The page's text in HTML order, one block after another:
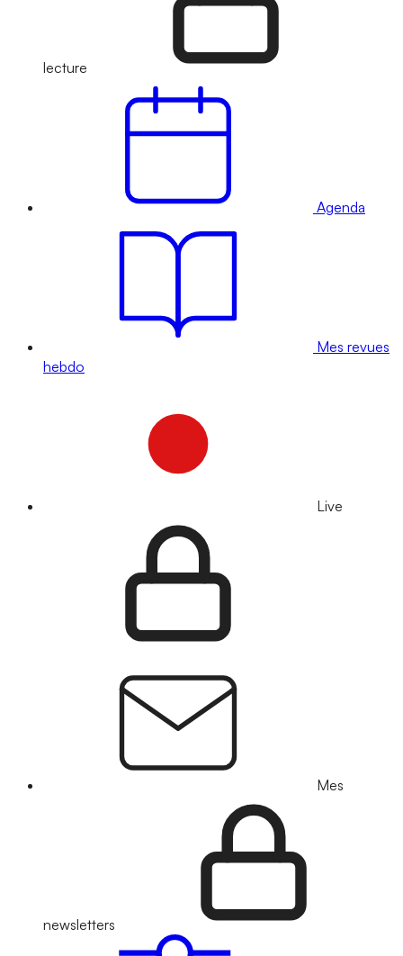
lecture
Agenda
Mes revues
hebdo
Live
Mes
newsletters